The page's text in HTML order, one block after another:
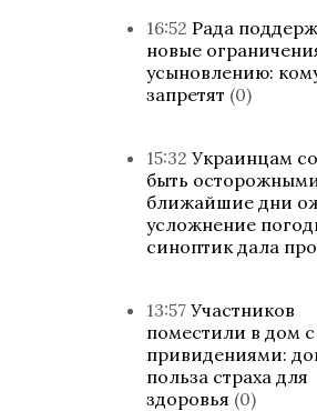
16:52 Рада
новые
усыновлению:
запретят (0)
15:32 Украинцам
быть
ближайшие дни
усложнение
синоптик дала
13:57 Участников
поместили в дом с
привидениями:
польза страха для
здоровья (0)